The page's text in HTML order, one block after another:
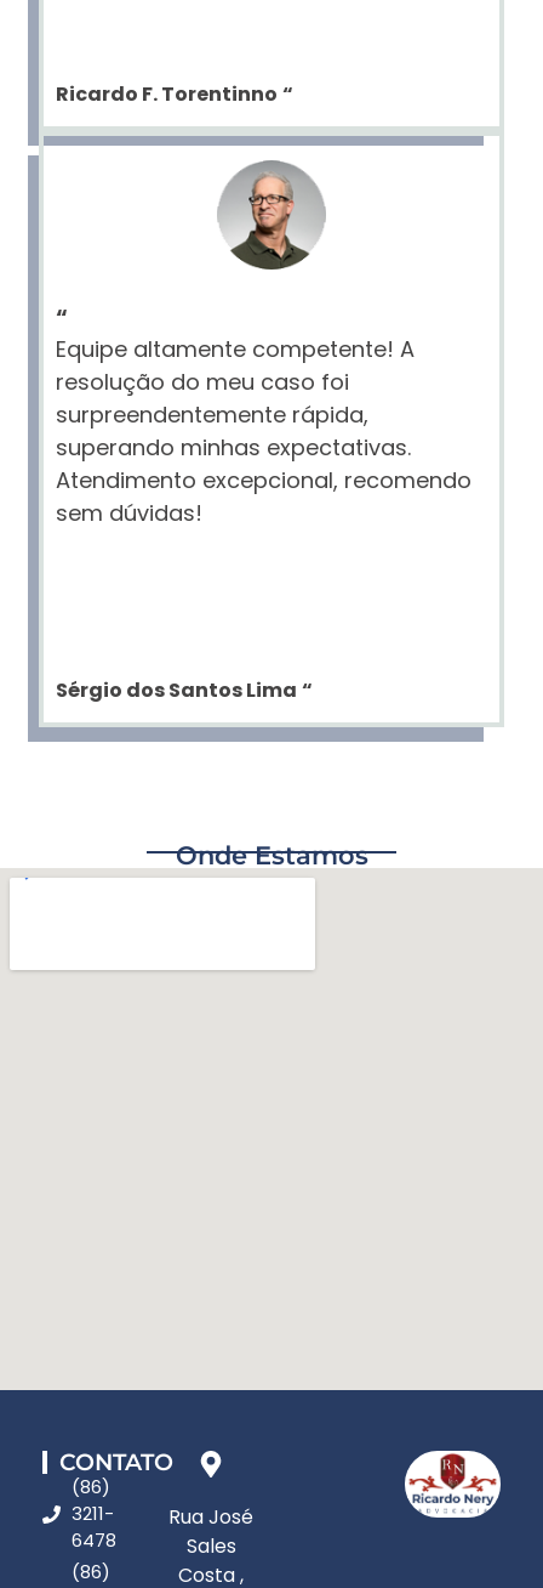
Ricardo F. Torentinno “
“
Equipe altamente competente! A
resolução do meu caso foi
surpreendentemente rápida,
superando minhas expectativas.
Atendimento excepcional, recomendo
sem dúvidas!
Sérgio dos Santos Lima “
Onde Estamos
(86)
3211-
6478
(86)
CONTATO
Rua José
Sales
Costa ,